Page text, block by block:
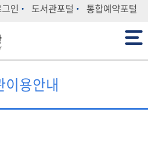
인 도서관포털 통합예약포털
전체메뉴
이용안내